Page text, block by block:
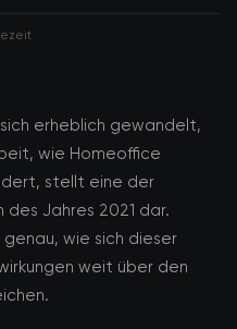
erheblich gewandelt,
wie Homeoffice
stellt eine der
Jahres 2021 dar.
wie sich dieser
weit über den